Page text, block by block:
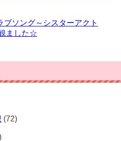
ブソング～シスターアクト
ました☆
(72)